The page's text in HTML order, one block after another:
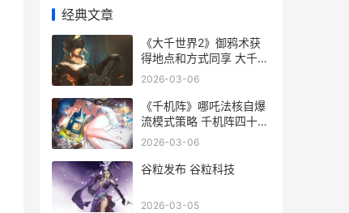
经典文章
《大千世界2》御鸦术获
得地点和方式同享 大千世
界2血色禁地在哪
2026-03-06
《千机阵》哪吒法核自爆
流模式策略 千机阵四十八
寨是什么电影
2026-03-06
谷粒发布 谷粒科技
2026-03-05